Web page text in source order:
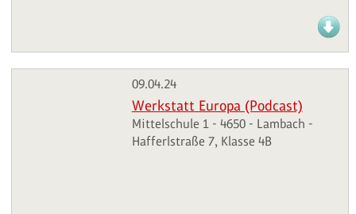
09.04.24
Werkstatt Europa (Podcast)
Mittelschule 1 - 4650 - Lambach -
Hafferlstraße 7, Klasse 4B